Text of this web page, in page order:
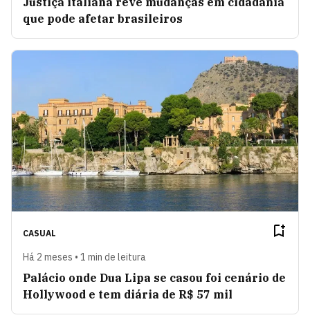
que pode afetar brasileiros
CASUAL
Há 2 meses • 1 min de leitura
Palácio onde Dua Lipa se casou foi cenário de
Hollywood e tem diária de R$ 57 mil